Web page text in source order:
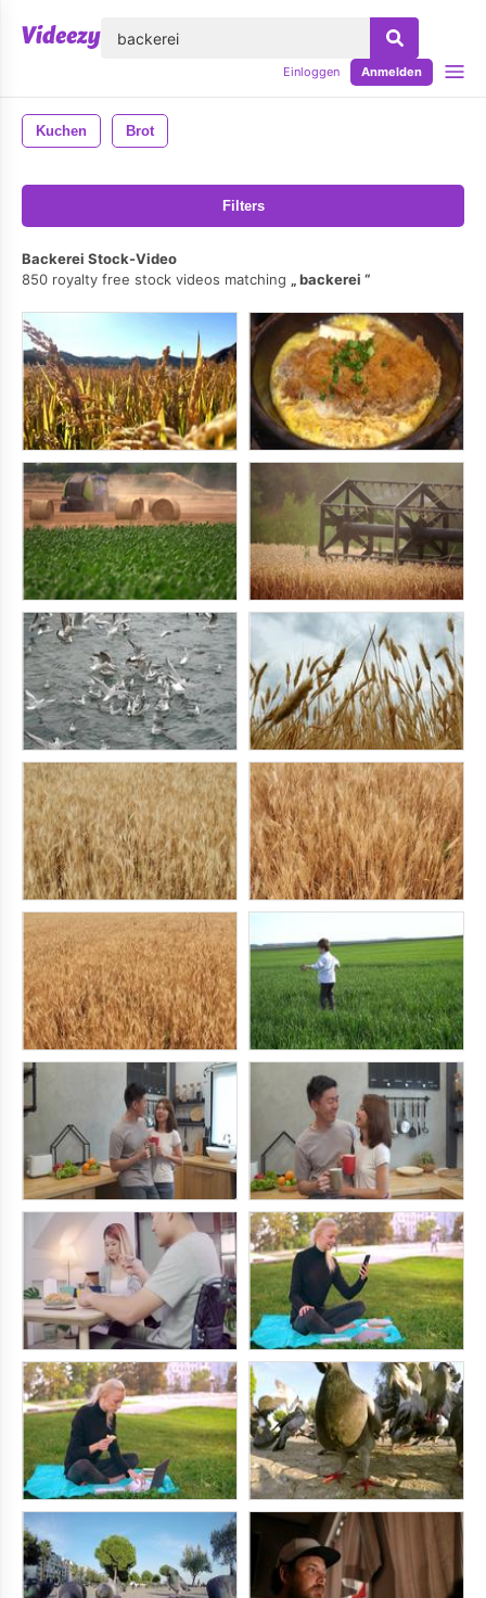
Einloggen Anmelden
Kuchen Brot
Filters
Backerei Stock-Video
850 royalty free stock videos matching
backerei